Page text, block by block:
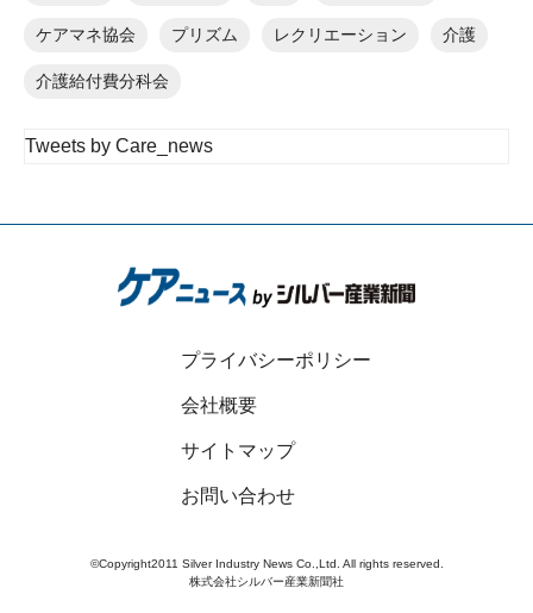
ケアマネ協会 プリズム レクリエーション 介護
介護給付費分科会
Tweets by Care_news
プライバシーポリシー
会社概要
サイトマップ
お問い合わせ
©Copyright2011 Silver Industry News Co.,Ltd. All rights reserved.
株式会社シルバー産業新聞社